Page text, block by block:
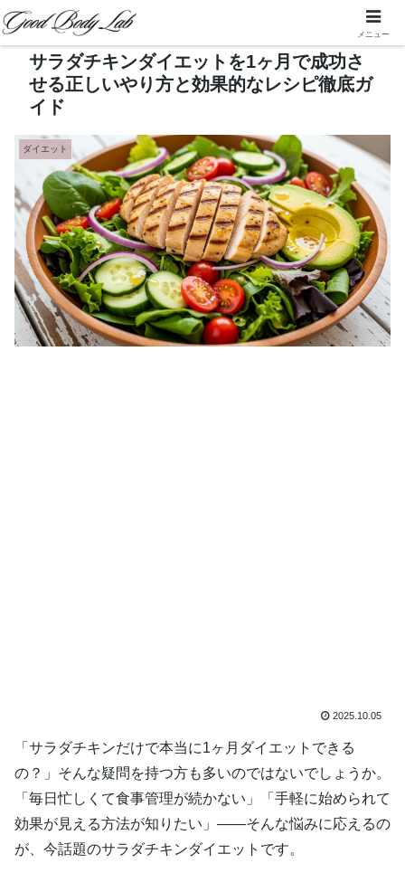
サラダチキンダイエットを1ヶ月で成功さ
せる正しいやり方と効果的なレシピ徹底ガ
イド
ダイエット
2025.10.05
「サラダチキンだけで本当に1ヶ月ダイエットできる
の？」そんな疑問を持つ方も多いのではないでしょうか。
「毎日忙しくて食事管理が続かない」「手軽に始められて
効果が見える方法が知りたい」――そんな悩みに応えるの
が、今話題のサラダチキンダイエットです。
メニュー